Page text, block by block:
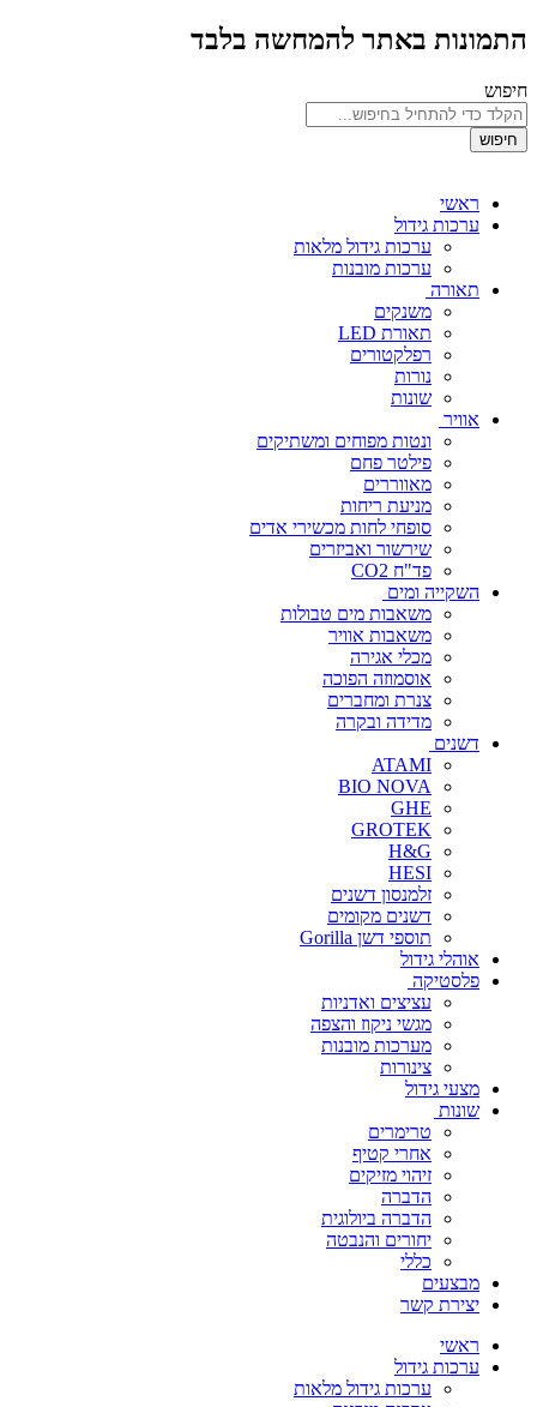
התמונות באתר להמחשה בלבד
חיפוש
חיפוש
ראשי
ערכות גידול
ערכות גידול מלאות
ערכות מובנות
תאורה
משנקים
תאורת LED
רפלקטורים
נורות
שונות
אוויר
ונטות מפוחים ומשתיקים
פילטר פחם
מאווררים
מניעת ריחות
סופחי לחות מכשירי אדים
שירשור ואביזרים
פד"ח CO2
השקייה ומים
משאבות מים טבולות
משאבות אוויר
מכלי אגירה
אוסמוזה הפוכה
צנרת ומחברים
מדידה ובקרה
דשנים
ATAMI
BIO NOVA
GHE
GROTEK
H&G
HESI
זלמנסון דשנים
דשנים מקומים
תוספי דשן Gorilla
אוהלי גידול
פלסטיקה
עציצים ואדניות
מגשי ניקוז והצפה
מערכות מובנות
צינורות
מצעי גידול
שונות
טרימרים
אחרי קטיף
זיהוי מזיקים
הדברה
הדברה ביולוגית
יחורים והנבטה
כללי
מבצעים
יצירת קשר
ראשי
ערכות גידול
ערכות גידול מלאות